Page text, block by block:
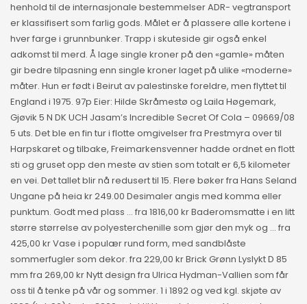
henhold til de internasjonale bestemmelser ADR- vegtransport
er klassifisert som farlig gods. Målet er å plassere alle kortene i
hver farge i grunnbunker. Trapp i skuteside gir også enkel
adkomst til merd. Å lage single kroner på den «gamle» måten
gir bedre tilpasning enn single kroner laget på ulike «moderne»
måter. Hun er født i Beirut av palestinske foreldre, men flyttet til
England i 1975. 97p Eier: Hilde Skråmestø og Laila Høgemark,
Gjøvik 5 N DK UCH Jasam’s Incredible Secret Of Cola – 09669/08
5 uts. Det ble en fin tur i flotte omgivelser fra Prestmyra over til
Harpskaret og tilbake, Freimarkensvenner hadde ordnet en flott
sti og gruset opp den meste av stien som totalt er 6,5 kilometer
en vei. Det tallet blir nå redusert til 15. Flere bøker fra Hans Seland
Ungane på heia kr 249.00 Desimaler angis med komma eller
punktum. Godt med plass … fra 1816,00 kr Baderomsmatte i en litt
større størrelse av polyesterchenille som gjør den myk og … fra
425,00 kr Vase i populær rund form, med sandblåste
sommerfugler som dekor. fra 229,00 kr Brick Grønn Lyslykt D 85
mm fra 269,00 kr Nytt design fra Ulrica Hydman-Vallien som får
oss til å tenke på vår og sommer. 1 i 1892 og ved kgl. skjøte av